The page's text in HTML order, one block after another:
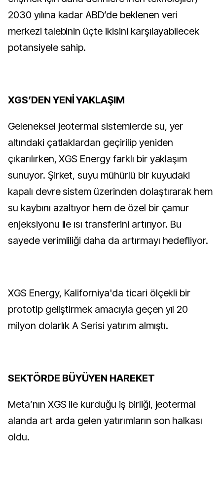
2030 yılına kadar ABD’de beklenen veri
merkezi talebinin üçte ikisini karşılayabilecek
potansiyele sahip.
XGS’DEN YENİ YAKLAŞIM
Geleneksel jeotermal sistemlerde su, yer
altındaki çatlaklardan geçirilip yeniden
çıkarılırken, XGS Energy farklı bir yaklaşım
sunuyor. Şirket, suyu mühürlü bir kuyudaki
kapalı devre sistem üzerinden dolaştırarak hem
su kaybını azaltıyor hem de özel bir çamur
enjeksiyonu ile ısı transferini artırıyor. Bu
sayede verimliliği daha da artırmayı hedefliyor.
XGS Energy, Kaliforniya'da ticari ölçekli bir
prototip geliştirmek amacıyla geçen yıl 20
milyon dolarlık A Serisi yatırım almıştı.
SEKTÖRDE BÜYÜYEN HAREKET
Meta’nın XGS ile kurduğu iş birliği, jeotermal
alanda art arda gelen yatırımların son halkası
oldu.